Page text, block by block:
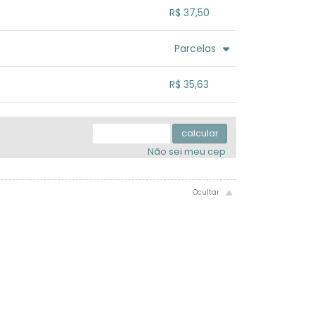
R$ 37,50
Parcelas
R$ 35,63
....
calcular
Não sei meu cep